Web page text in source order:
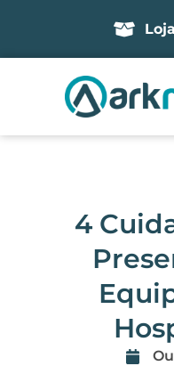
Loja
4